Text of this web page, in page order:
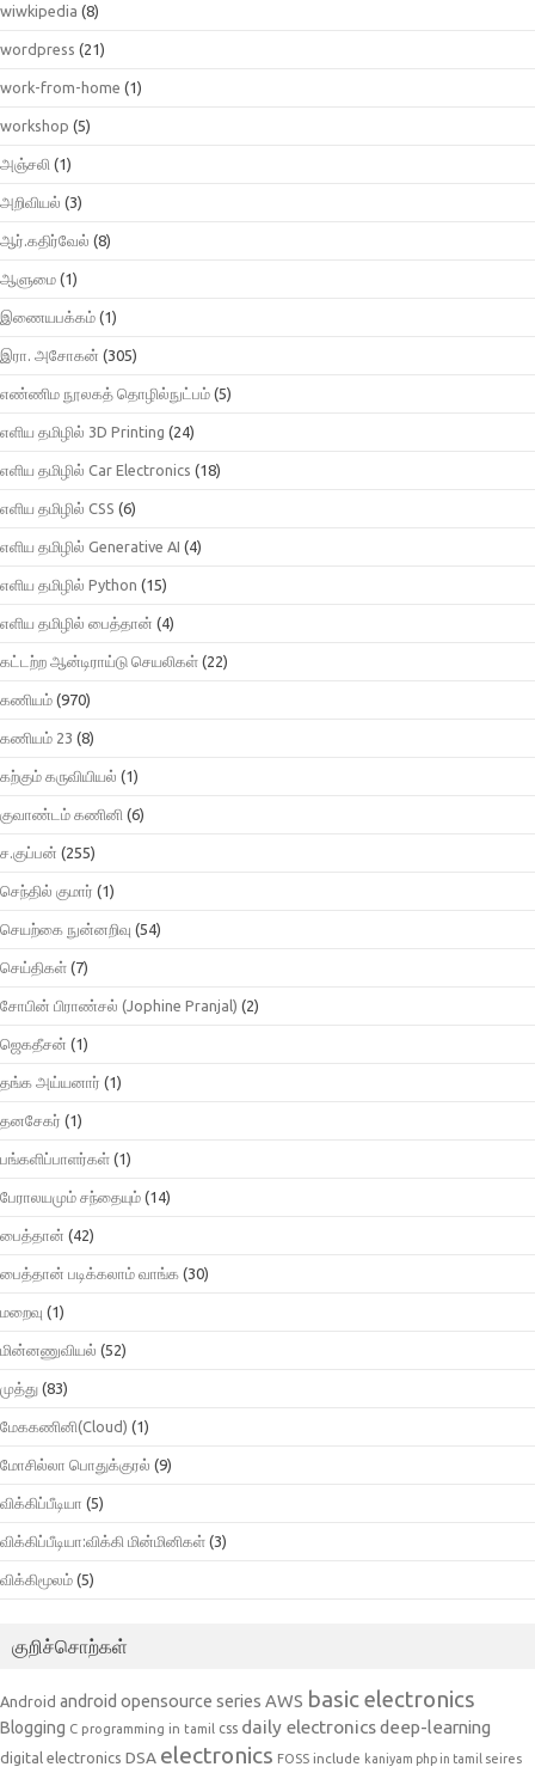
wiwkipedia (8)
wordpress (21)
work-from-home (1)
workshop (5)
அஞ்சலி (1)
அறிவியல் (3)
ஆர்.கதிர்வேல் (8)
ஆளுமை (1)
இணையபக்கம் (1)
இரா. அசோகன் (305)
எண்ணிம நூலகத் தொழில்நுட்பம் (5)
எளிய தமிழில் 3D Printing (24)
எளிய தமிழில் Car Electronics (18)
எளிய தமிழில் CSS (6)
எளிய தமிழில் Generative AI (4)
எளிய தமிழில் Python (15)
எளிய தமிழில் பைத்தான் (4)
கட்டற்ற ஆன்டிராய்டு செயலிகள் (22)
கணியம் (970)
கணியம் 23 (8)
கற்கும் கருவியியல் (1)
குவாண்டம் கணினி (6)
ச.குப்பன் (255)
செந்தில் குமார் (1)
செயற்கை நுன்னறிவு (54)
செய்திகள் (7)
சோபின் பிராண்சல் (Jophine Pranjal) (2)
ஜெகதீசன் (1)
தங்க அய்யனார் (1)
தனசேகர் (1)
பங்களிப்பாளர்கள் (1)
பேராலயமும் சந்தையும் (14)
பைத்தான் (42)
பைத்தான் படிக்கலாம் வாங்க (30)
மறைவு (1)
மின்னணுவியல் (52)
முத்து (83)
மேககணினி(Cloud) (1)
மோசில்லா பொதுக்குரல் (9)
விக்கிப்பீடியா (5)
விக்கிப்பீடியா:விக்கி மின்மினிகள் (3)
விக்கிமூலம் (5)
குறிச்சொற்கள்
Android android opensource series AWS basic electronics
Blogging C programming in tamil css daily electronicsdeep-learning
digital electronics DSA electronics FOSS include kaniyam php in tamil seires